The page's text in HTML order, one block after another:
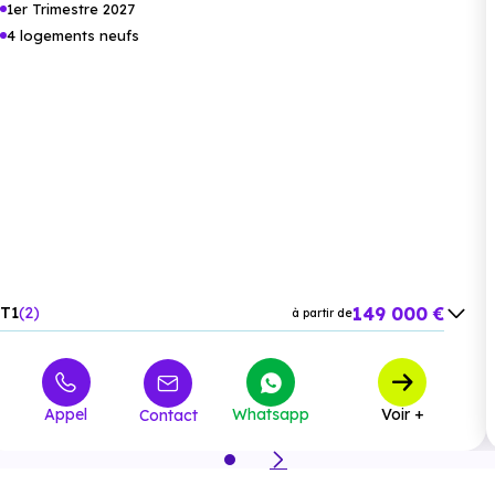
Supérette :Spar Quint Fonsegrives
en voiture ou à 1.5 km, soit 18 min à pied
en voiture ou à 1.3 km, soit 15 min à pied .
en voiture ou à 1.5 km, soit 18 min à pied .
1er Trimestre 2027
4 logements neufs
T1 2 à partir de149 000 €
Appel Contact Whatsapp Voir +